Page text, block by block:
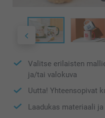
Valitse erilaisten
ja/tai valokuva
Uutta! Yhteensopivat
Laadukas materiaali